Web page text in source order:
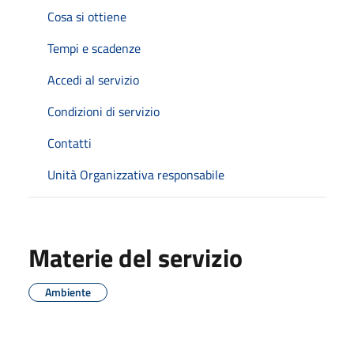
Cosa si ottiene
Tempi e scadenze
Accedi al servizio
Condizioni di servizio
Contatti
Unità Organizzativa responsabile
Materie del servizio
Ambiente